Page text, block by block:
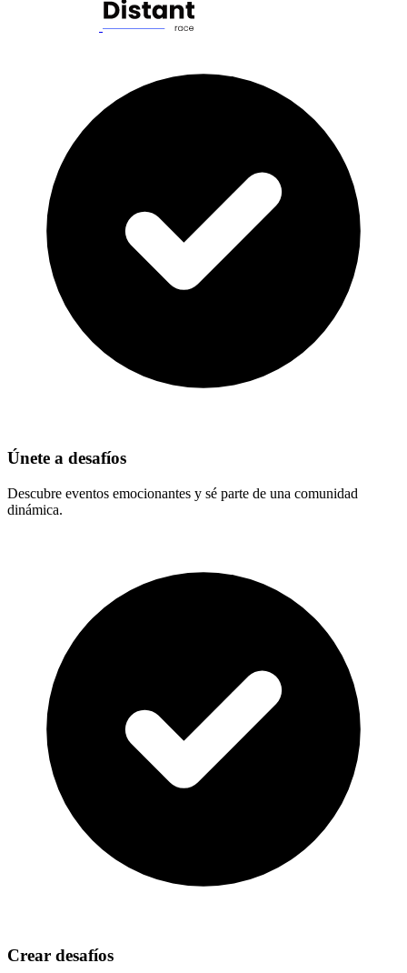
Únete a desafíos
Descubre eventos emocionantes y sé parte de una comunidad
dinámica.
Crear desafíos